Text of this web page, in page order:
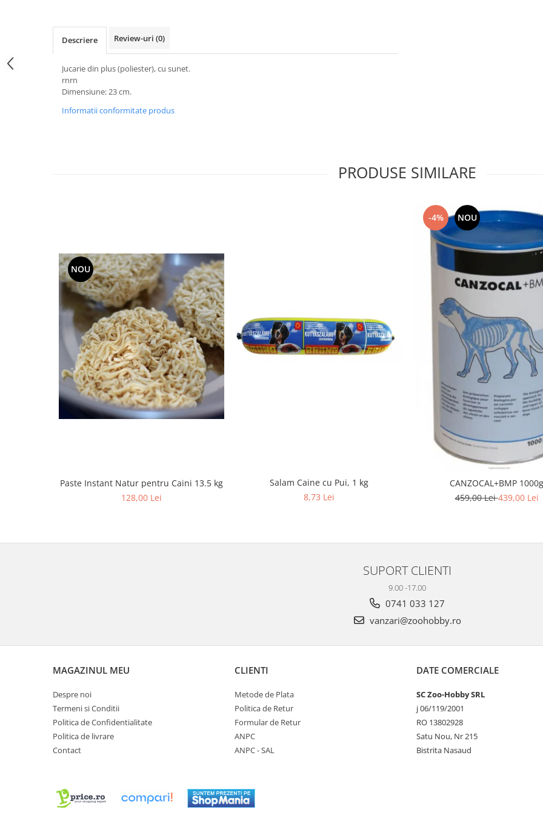
Accesorii Acasă și Mobilier
Identificare
Dresaj & Sport
Descriere Review-uri (0)
Jucarie din plus (poliester), cu sunet.
rnrn
Dimensiune: 23 cm.
Informatii conformitate produs
PRODUSE SIMILARE
NOU
Paste Instant Natur pentru Caini 13.5 kg
128,00 Lei
Salam Caine cu Pui, 1 kg
8,73 Lei
-4% NOU
CANZOCAL+BMP 1000g
459,00 Lei439,00 Lei
SUPORT CLIENTI
9.00 -17.00
0741 033 127
vanzari@zoohobby.ro
MAGAZINUL MEU
Despre noi
Termeni si Conditii
Politica de Confidentialitate
Politica de livrare
Contact
CLIENTI
Metode de Plata
Politica de Retur
Formular de Retur
ANPC
ANPC - SAL
DATE COMERCIALE
SC Zoo-Hobby SRL
j 06/119/2001
RO 13802928
Satu Nou, Nr 215
Bistrita Nasaud